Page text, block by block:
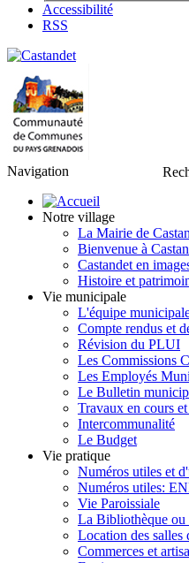
Accessibilité
RSS
Navigation
Notre village
La Mairie de
Bienvenue à
Castandet en
Histoire et
Vie municipale
L'équipe
Compte rendus et
Révision du PLUI
Les Commissions
Les Employés
Le Bulletin
Travaux en cours
Intercommunalité
Le Budget
Vie pratique
Numéros utiles et
Numéros utiles:
Vie Paroissiale
La Bibliothèque
Location des salles
Commerces et